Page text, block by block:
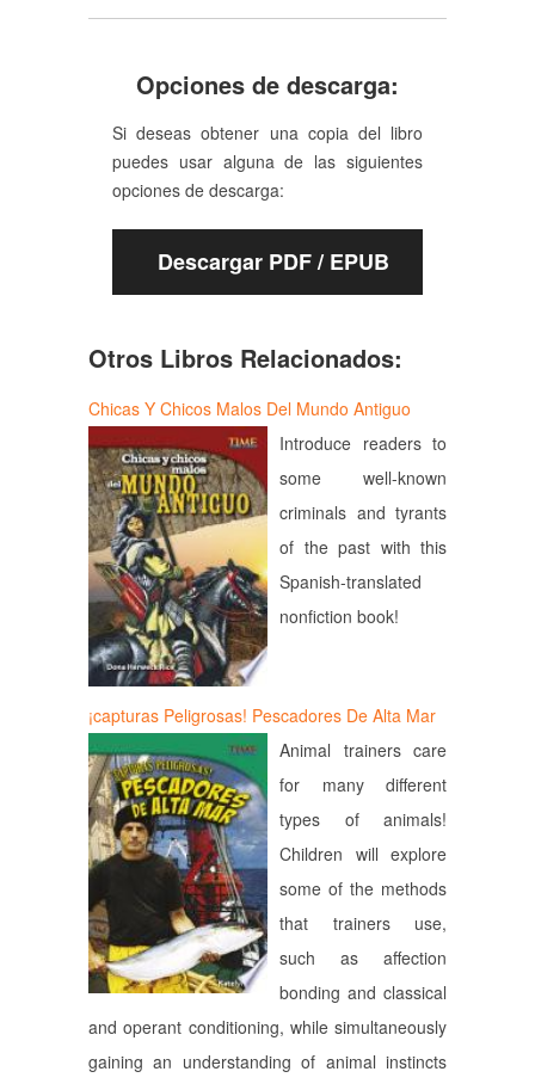
Opciones de descarga:
Si deseas obtener una copia del libro
puedes usar alguna de las siguientes
opciones de descarga:
Descargar PDF / EPUB
Otros Libros Relacionados:
Chicas Y Chicos Malos Del Mundo Antiguo
Introduce readers to
some well-known
criminals and tyrants
of the past with this
Spanish-translated
nonfiction book!
¡capturas Peligrosas! Pescadores De Alta Mar
Animal trainers care
for many different
types of animals!
Children will explore
some of the methods
that trainers use,
such as affection
bonding and classical
and operant conditioning, while simultaneously
gaining an understanding of animal instincts